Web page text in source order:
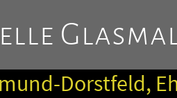
Dorstfeld,